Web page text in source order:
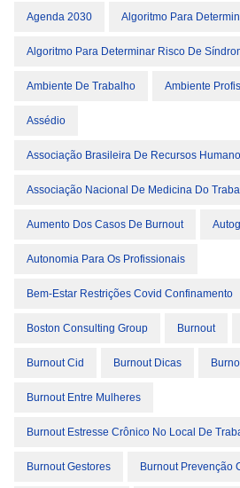
Agenda 2030 Algoritmo Para
Algoritmo Para Determinar Risco De
Ambiente De Trabalho Ambiente
Assédio
Associação Brasileira De Recursos
Associação Nacional De Medicina Do
Aumento Dos Casos De Burnout
Autonomia Para Os Profissionais
Bem-Estar Restrições Covid Confinamento
Boston Consulting Group Burnout
Burnout Cid Burnout Dicas
Burnout Entre Mulheres
Burnout Estresse Crônico No Local De
Burnout Gestores Burnout Prevenção